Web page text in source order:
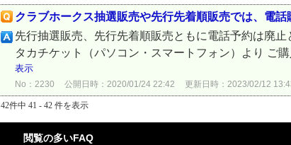
クラブホークス抽選販売や先行先着順販売では、電話
先行抽選販売、先行先着順販売ともに電話予約は廃止
タカチケット（パソコン・スマートフォン）より ご
表示
No：2230 公開日時：2020/01/24 22:42 更新日時：2023/02/12
42件中 41 - 42 件を表示
閲覧の多いFAQ